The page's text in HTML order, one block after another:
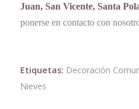
Juan, San Vicente, Santa
ponerse en contacto con
Etiquetas: Decoración
Nieves